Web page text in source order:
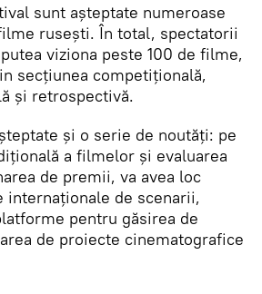
sunt așteptate numeroase
rusești. În total, spectatorii
viziona peste 100 de filme,
secțiunea competițională,
și retrospectivă.
și o serie de noutăți: pe
a filmelor și evaluarea
de premii, va avea loc
internaționale de scenarii,
pentru găsirea de
de proiecte cinematografice